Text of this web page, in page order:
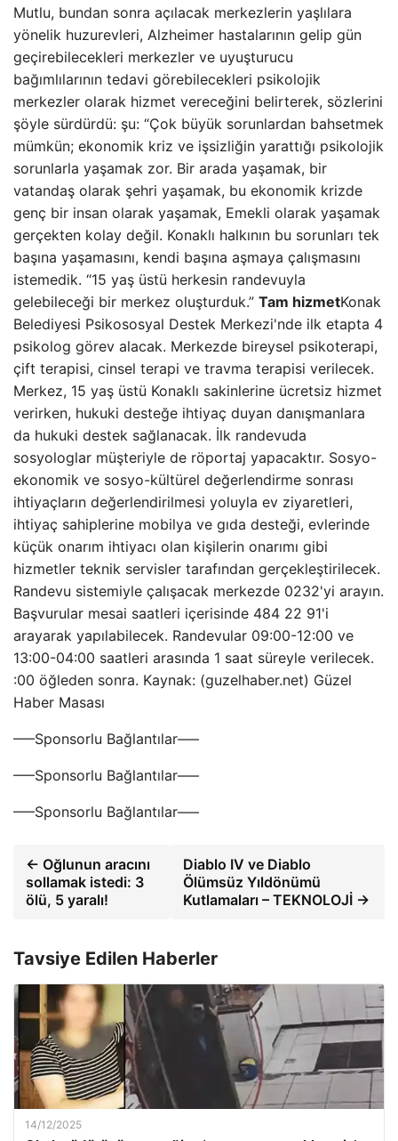
Mutlu, bundan sonra açılacak merkezlerin yaşlılara
yönelik huzurevleri, Alzheimer hastalarının gelip gün
geçirebilecekleri merkezler ve uyuşturucu
bağımlılarının tedavi görebilecekleri psikolojik
merkezler olarak hizmet vereceğini belirterek, sözlerini
şöyle sürdürdü: şu: “Çok büyük sorunlardan bahsetmek
mümkün; ekonomik kriz ve işsizliğin yarattığı psikolojik
sorunlarla yaşamak zor. Bir arada yaşamak, bir
vatandaş olarak şehri yaşamak, bu ekonomik krizde
genç bir insan olarak yaşamak, Emekli olarak yaşamak
gerçekten kolay değil. Konaklı halkının bu sorunları tek
başına yaşamasını, kendi başına aşmaya çalışmasını
istemedik. “15 yaş üstü herkesin randevuyla
gelebileceği bir merkez oluşturduk.” Tam hizmetKonak
Belediyesi Psikososyal Destek Merkezi'nde ilk etapta 4
psikolog görev alacak. Merkezde bireysel psikoterapi,
çift terapisi, cinsel terapi ve travma terapisi verilecek.
Merkez, 15 yaş üstü Konaklı sakinlerine ücretsiz hizmet
verirken, hukuki desteğe ihtiyaç duyan danışmanlara
da hukuki destek sağlanacak. İlk randevuda
sosyologlar müşteriyle de röportaj yapacaktır. Sosyo-
ekonomik ve sosyo-kültürel değerlendirme sonrası
ihtiyaçların değerlendirilmesi yoluyla ev ziyaretleri,
ihtiyaç sahiplerine mobilya ve gıda desteği, evlerinde
küçük onarım ihtiyacı olan kişilerin onarımı gibi
hizmetler teknik servisler tarafından gerçekleştirilecek.
Randevu sistemiyle çalışacak merkezde 0232'yi arayın.
Başvurular mesai saatleri içerisinde 484 22 91'i
arayarak yapılabilecek. Randevular 09:00-12:00 ve
13:00-04:00 saatleri arasında 1 saat süreyle verilecek.
:00 öğleden sonra. Kaynak: (guzelhaber.net) Güzel
Haber Masası
—–Sponsorlu Bağlantılar—–
—–Sponsorlu Bağlantılar—–
—–Sponsorlu Bağlantılar—–
← Oğlunun aracını
sollamak istedi: 3
ölü, 5 yaralı!
Diablo IV ve Diablo
Ölümsüz Yıldönümü
Kutlamaları – TEKNOLOJİ →
Tavsiye Edilen Haberler
14/12/2025